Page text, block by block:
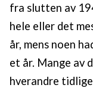
fra slutten av
hele eller det
år, mens noen
et år. Mange av
hverandre